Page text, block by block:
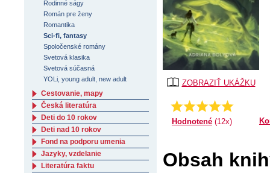
ZOBRAZIŤ UKÁŽKU
Priemer:
5.0
Hodnotené (12x)
Obsah
Rodinné ságy
Román pre ženy
Romantika
Sci-fi, fantasy
Spoločenské romány
Svetová klasika
Svetová súčasná
YOLi, young adult, new adult
Cestovanie, mapy
Česká literatúra
Deti do 10 rokov
Deti nad 10 rokov
Fond na podporu umenia
Jazyky, vzdelanie
Literatúra faktu